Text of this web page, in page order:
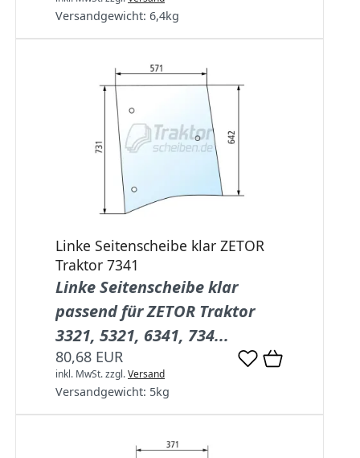
Versandgewicht: 6,4kg
Linke Seitenscheibe klar ZETOR
Traktor 7341
Linke Seitenscheibe klar
passend für ZETOR Traktor
3321, 5321, 6341, 734...
80,68 EUR
inkl. MwSt.zzgl.Versand
Versandgewicht: 5kg